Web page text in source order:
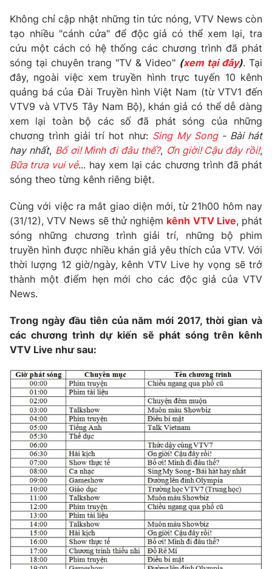
Liên hệ tòa soạn English
THỜI BÁO VTV
Theo dõi báo trên
Cơ quan chủ quản:Đài Truyền hình Việt Nam
Giấy phép hoạt động báo in và báo điện tử số 483/GP-BTTTT
cấp ngày 29/12/2023
Tổng Biên tập:
Vũ Thanh Thủy
Phó Tổng Biên tập: Nguyễn Thị Mỹ Hạnh, Phạm Quốc Thắng,
Nguyễn Trọng Ninh
Tổng đài VTV:024.38 355 931 - 024.38 355 932
Email:toasoan@vtv.vn
Liên hệ quảng cáo:024-7300.7108
® Cấm sao chép dưới mọi hình thức nếu không có sự chấp
thuận bằng văn bản. Ghi rõ nguồn VTV.vn khi phát hành lại
thông tin từ website này.
Không chỉ cập nhật những tin tức nóng, VTV News còn
tạo nhiều "cánh cửa" để độc giả có thể xem lại, tra
cứu một cách có hệ thống các chương trình đã phát
sóng tại chuyên trang "TV & Video" (xem tại đây). Tại
đây, ngoài việc xem truyền hình trực tuyến 10 kênh
quảng bá của Đài Truyền hình Việt Nam (từ VTV1 đến
VTV9 và VTV5 Tây Nam Bộ), khán giả có thể dễ dàng
xem lại toàn bộ các số đã phát sóng của những
chương trình giải trí hot như: Sing My Song- Bài hát
hay nhất, Bố ơi! Mình đi đâu thế?, Ơn giời! Cậu đây rồi!,
Bữa trưa vui vẻ... hay xem lại các chương trình đã phát
sóng theo từng kênh riêng biệt.
Cùng với việc ra mắt giao diện mới, từ 21h00 hôm nay
(31/12), VTV News sẽ thử nghiệm kênh VTV Live, phát
sóng những chương trình giải trí, những bộ phim
truyền hình được nhiều khán giả yêu thích của VTV. Với
thời lượng 12 giờ/ngày, kênh VTV Live hy vọng sẽ trở
thành một điểm hẹn mới cho các độc giả của VTV
News.
Trong ngày đầu tiên của năm mới 2017, thời gian và
các chương trình dự kiến sẽ phát sóng trên kênh
VTV Live như sau: